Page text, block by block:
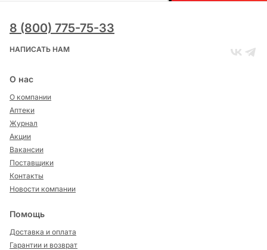
8 (800) 775-75-33
НАПИСАТЬ НАМ
О нас
О компании
Аптеки
Журнал
Акции
Вакансии
Поставщики
Контакты
Новости компании
Помощь
Доставка и оплата
Гарантии и возврат